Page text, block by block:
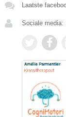
Laatste
Sociale media: